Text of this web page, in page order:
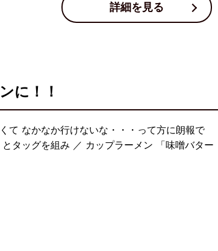
詳細を見る
に！！
て なかなか行けないな・・・って方に朗報で
タッグを組み ／ カップラーメン 「味噌バター